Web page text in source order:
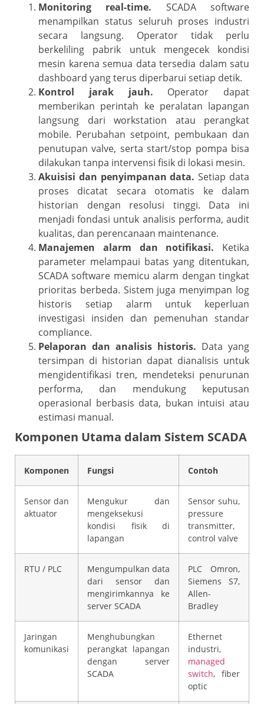
Monitoring real-time. SCADA software
menampilkan status seluruh proses industri
secara langsung. Operator tidak perlu
berkeliling pabrik untuk mengecek kondisi
mesin karena semua data tersedia dalam satu
dashboard yang terus diperbarui setiap detik.
Kontrol jarak jauh. Operator dapat
memberikan perintah ke peralatan lapangan
langsung dari workstation atau perangkat
mobile. Perubahan setpoint, pembukaan dan
penutupan valve, serta start/stop pompa bisa
dilakukan tanpa intervensi fisik di lokasi mesin.
Akuisisi dan penyimpanan data. Setiap data
proses dicatat secara otomatis ke dalam
historian dengan resolusi tinggi. Data ini
menjadi fondasi untuk analisis performa, audit
kualitas, dan perencanaan maintenance.
Manajemen alarm dan notifikasi. Ketika
parameter melampaui batas yang ditentukan,
SCADA software memicu alarm dengan tingkat
prioritas berbeda. Sistem juga menyimpan log
historis setiap alarm untuk keperluan
investigasi insiden dan pemenuhan standar
compliance.
Pelaporan dan analisis historis. Data yang
tersimpan di historian dapat dianalisis untuk
mengidentifikasi tren, mendeteksi penurunan
performa, dan mendukung keputusan
operasional berbasis data, bukan intuisi atau
estimasi manual.
Komponen Utama dalam Sistem SCADA
Komponen Fungsi Contoh
Sensor dan
aktuator
Mengukur dan
mengeksekusi
kondisi fisik di
lapangan
Sensor suhu,
pressure
transmitter,
control valve
RTU / PLC
Mengumpulkan data
dari sensor dan
mengirimkannya ke
server SCADA
PLC Omron,
Siemens S7,
Allen-
Bradley
Jaringan
komunikasi
Menghubungkan
perangkat lapangan
dengan server
SCADA
Ethernet
industri,
managed
switch, fiber
optic